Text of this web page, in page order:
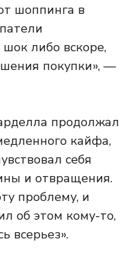
шоппинга в
либо вскоре,
покупки», —
продолжал
кайфа,
себя
и отвращения.
проблему, и
об этом кому-то,
всерьез».